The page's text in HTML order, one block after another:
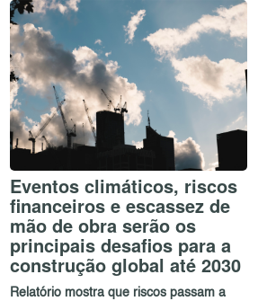
Eventos climáticos, riscos
financeiros e escassez de
mão de obra serão os
principais desafios para a
construção global até 2030
Relatório mostra que riscos passam a